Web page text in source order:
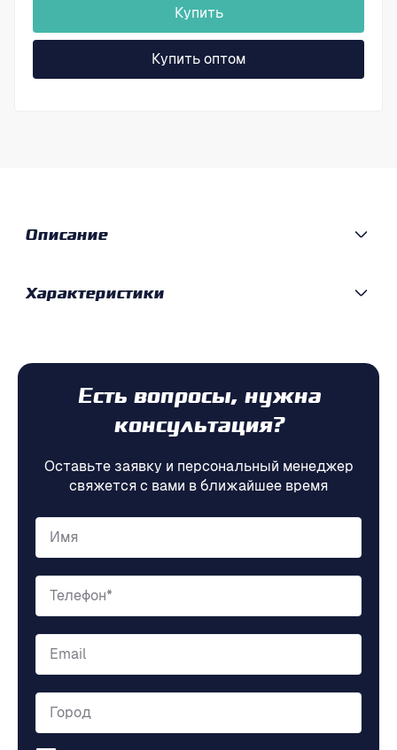
Купить
Купить оптом
Описание
Характеристики
Есть вопросы, нужна
консультация?
Оставьте заявку и персональный менеджер
свяжется с вами в ближайшее время
Имя
Телефон*
Email
Город